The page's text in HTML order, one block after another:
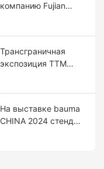
компанию Fujian
на Пекинской
фондовой бирже!
Трансграничная
экспозиция TTM
выставке
строительных
На выставке bauma
CHINA 2024 стенд